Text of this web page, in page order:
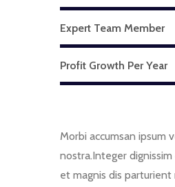
Expert Team Member
Profit Growth Per Year
Morbi accumsan ipsum
nostra.Integer
et magnis dis parturient